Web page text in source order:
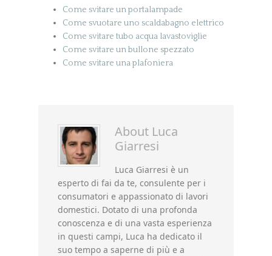
Come svitare un portalampade
Come svuotare uno scaldabagno elettrico
Come svitare tubo acqua lavastoviglie
Come svitare un bullone spezzato
Come svitare una plafoniera
About Luca
Giarresi
Luca Giarresi è un
esperto di fai da te, consulente per i
consumatori e appassionato di lavori
domestici. Dotato di una profonda
conoscenza e di una vasta esperienza
in questi campi, Luca ha dedicato il
suo tempo a saperne di più e a